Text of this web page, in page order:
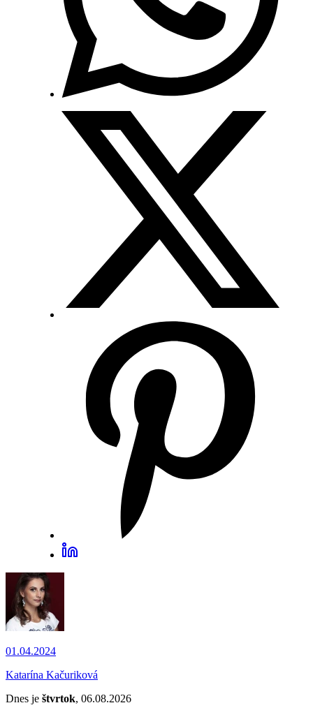
01.04.2024
Katarína Kačuriková
Dnes je štvrtok, 06.08.2026